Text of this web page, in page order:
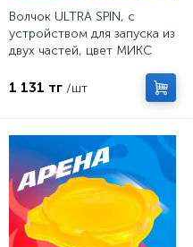
Волчок ULTRA SPIN, с
устройством для запуска из
двух частей, цвет МИКС
1 131 тг /шт